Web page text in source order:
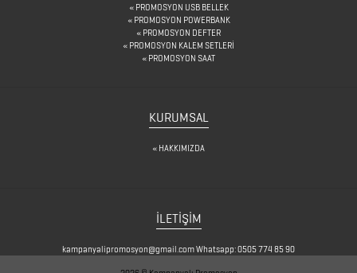
PROMOSYON USB BELLEK
PROMOSYON POWERBANK
PROMOSYON DEFTER
PROMOSYON KALEM SETLERİ
PROMOSYON SAAT
KURUMSAL
HAKKIMIZDA
İLETİŞİM
kampanyalipromosyon@gmail.comWhatsapp: 0505 774 85 90